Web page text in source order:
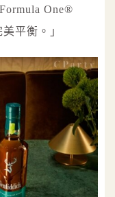
One®
平衡。」